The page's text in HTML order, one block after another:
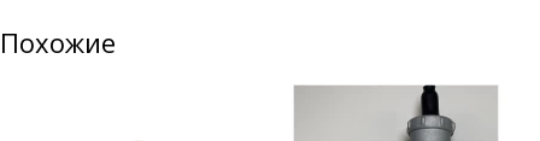
Похожие